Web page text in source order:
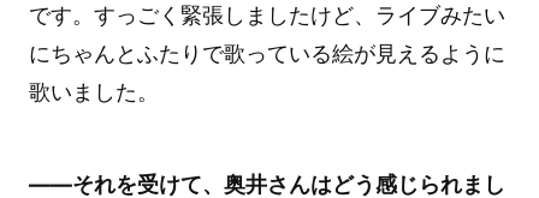
です。すっごく緊張しましたけど、ライブみたい
にちゃんとふたりで歌っている絵が見えるように
歌いました。
――それを受けて、奥井さんはどう感じられまし